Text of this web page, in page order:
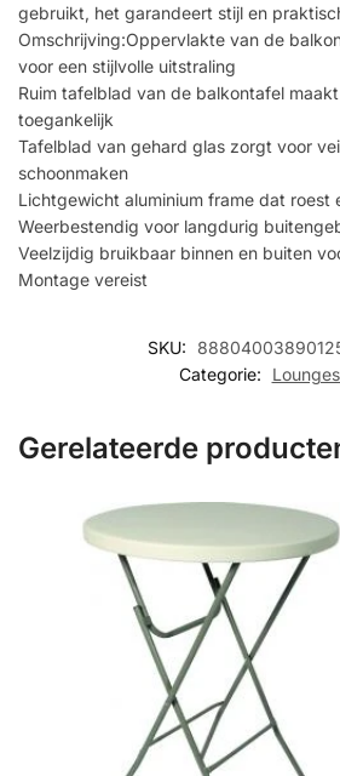
gebruikt, het garandeert stijl en
Omschrijving:Oppervlakte van de
voor een stijlvolle uitstraling
Ruim tafelblad van de balkontafel
toegankelijk
Tafelblad van gehard glas zorgt voor
schoonmaken
Lichtgewicht aluminium frame dat roest
Weerbestendig voor langdurig
Veelzijdig bruikbaar binnen en buiten
Montage vereist
SKU:
Categorie:
Gerelateerde